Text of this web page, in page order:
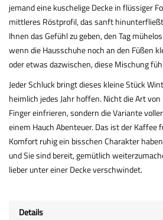
jemand eine kuschelige Decke in flüssiger
mittleres Röstprofil, das sanft
Ihnen das Gefühl zu geben, den Tag
wenn die Hausschuhe noch an den Füßen
oder etwas dazwischen, diese Mischung
Jeder Schluck bringt dieses kleine Stück
heimlich jedes Jahr hoffen. Nicht die Art
Finger einfrieren, sondern die Variante
einem Hauch Abenteuer. Das ist der Kaffee
Komfort ruhig ein bisschen Charakter
und Sie sind bereit, gemütlich
lieber unter einer Decke verschwindet.
Details